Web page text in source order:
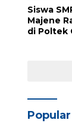
Siswa
Majene
di Poltek